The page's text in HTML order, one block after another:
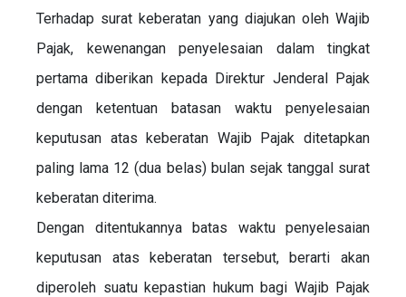
Terhadap surat keberatan yang diajukan oleh Wajib
Pajak, kewenangan penyelesaian dalam tingkat
pertama diberikan kepada Direktur Jenderal Pajak
dengan ketentuan batasan waktu penyelesaian
keputusan atas keberatan Wajib Pajak ditetapkan
paling lama 12 (dua belas) bulan sejak tanggal surat
keberatan diterima.
Dengan ditentukannya batas waktu penyelesaian
keputusan atas keberatan tersebut, berarti akan
diperoleh suatu kepastian hukum bagi Wajib Pajak